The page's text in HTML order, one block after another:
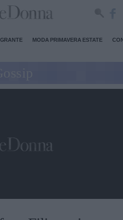
MODA PRIMAVERA ESTATE